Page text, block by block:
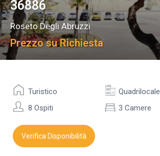
36886
Roseto Degli Abruzzi
Prezzo su Richiesta
Turistico
Quadrilocale
8 Ospiti
3 Camere
Verifica Disponibilità